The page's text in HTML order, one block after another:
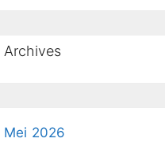
Archives
Mei 2026